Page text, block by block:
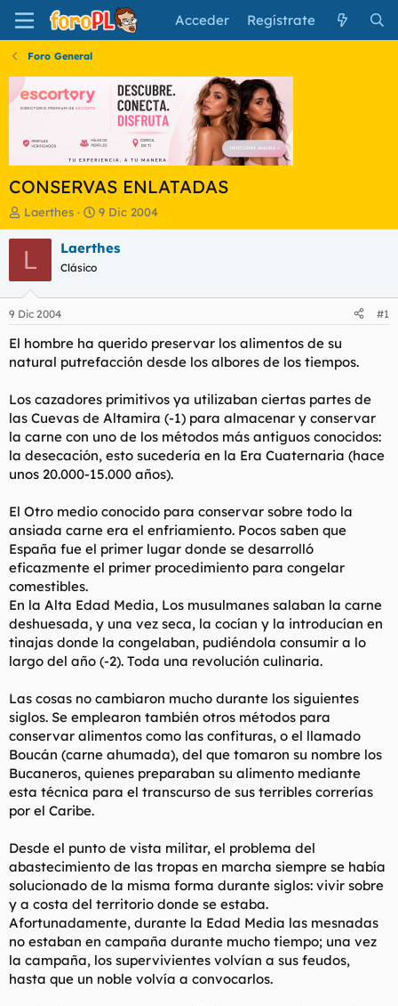
Acceder Regístrate
Foro General
CONSERVAS ENLATADAS
I
n
i
a
d
o
r
d
e
t
e
m
a
Laerthes
F
e
c
i
n
i
c
o
9 Dic 2004
L Laerthes
Clásico
9 Dic 2004 #1
El hombre ha querido preservar los alimentos de su
natural putrefacción desde los albores de los tiempos.
Los cazadores primitivos ya utilizaban ciertas partes de
las Cuevas de Altamira (-1) para almacenar y conservar
la carne con uno de los métodos más antiguos conocidos:
la desecación, esto sucedería en la Era Cuaternaria (hace
unos 20.000-15.000 años).
El Otro medio conocido para conservar sobre todo la
ansiada carne era el enfriamiento. Pocos saben que
España fue el primer lugar donde se desarrolló
eficazmente el primer procedimiento para congelar
comestibles.
En la Alta Edad Media, Los musulmanes salaban la carne
deshuesada, y una vez seca, la cocían y la introducían en
tinajas donde la congelaban, pudiéndola consumir a lo
largo del año (-2). Toda una revolución culinaria.
Las cosas no cambiaron mucho durante los siguientes
siglos. Se emplearon también otros métodos para
conservar alimentos como las confituras, o el llamado
Boucán (carne ahumada), del que tomaron su nombre los
Bucaneros, quienes preparaban su alimento mediante
esta técnica para el transcurso de sus terribles correrías
por el Caribe.
Desde el punto de vista militar, el problema del
abastecimiento de las tropas en marcha siempre se había
solucionado de la misma forma durante siglos: vivir sobre
y a costa del territorio donde se estaba.
Afortunadamente, durante la Edad Media las mesnadas
no estaban en campaña durante mucho tiempo; una vez
la campaña, los supervivientes volvían a sus feudos,
hasta que un noble volvía a convocarlos.